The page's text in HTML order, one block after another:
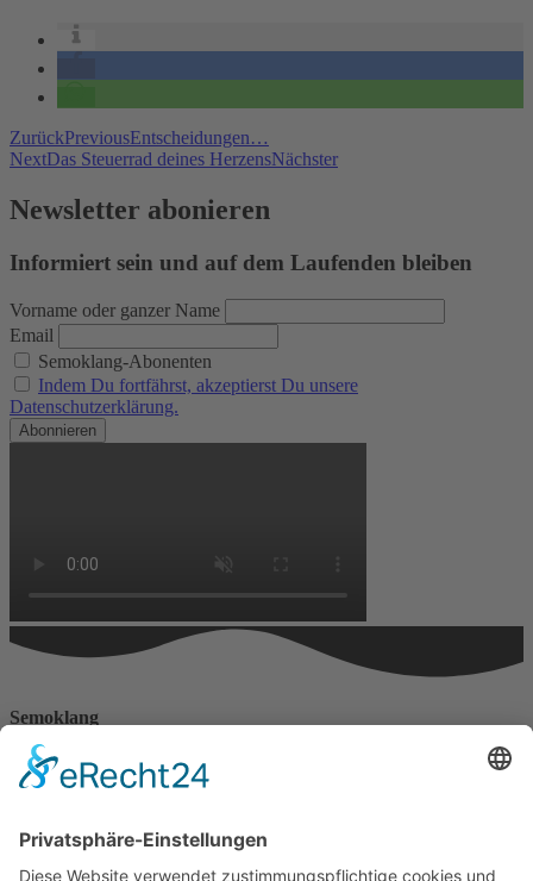
ZurückPreviousEntscheidungen…
NextDas Steuerrad deines HerzensNächster
Newsletter abonieren
Informiert sein und auf dem Laufenden bleiben
Vorname oder ganzer Name
Email
Semoklang-Abonenten
Indem Du fortfährst, akzeptierst Du unsere
Datenschutzerklärung.
Semoklang
Haus der Lebenskraft
Erzbergerstr. 15
88239 Wangen
Telefonnummer: 0170 777 4388